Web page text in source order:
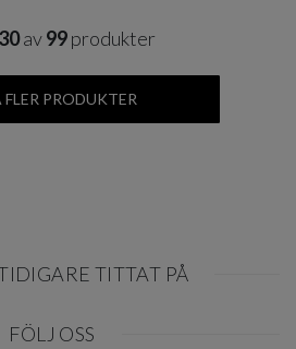
30av99produkter
FLER PRODUKTER
TITTAT PÅ
FÖLJ OSS